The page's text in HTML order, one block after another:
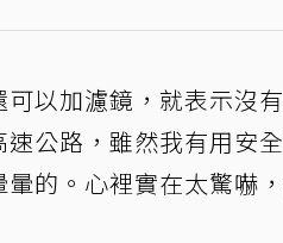
以加濾鏡，就表示沒
公路，雖然我有用安
的。心裡實在太驚嚇